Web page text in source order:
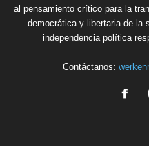
al pensamiento crítico para la
democrática y libertaria de la
independencia política
Contáctanos: